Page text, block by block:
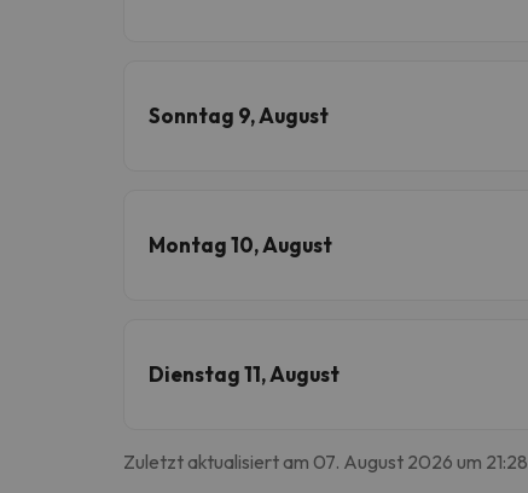
Sonntag 9, August
Montag 10, August
Dienstag 11, August
Zuletzt aktualisiert am 07. August 2026 um 21:28